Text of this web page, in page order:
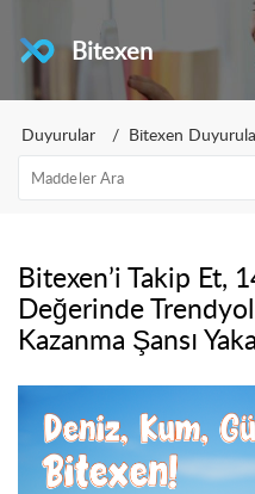
Bitexen
Duyurular Bitexen
Bitexen’i Takip Et,
Değerinde
Kazanma Şansı